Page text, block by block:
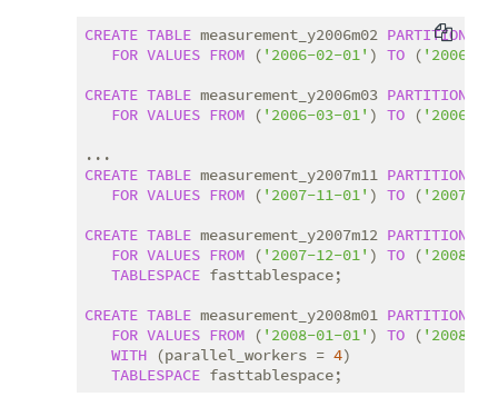
CREATE TABLE measurement_y2006m02 PARTITION
FOR VALUES FROM ( '2006-02-01' ) TO ( '2006-
CREATE TABLE measurement_y2006m03 PARTITION
FOR VALUES FROM ( '2006-03-01' ) TO ( '2006-
CREATE TABLE measurement_y2007m11 PARTITION
FOR VALUES FROM ( '2007-11-01' ) TO ( '2007-
CREATE TABLE measurement_y2007m12 PARTITION
FOR VALUES FROM ( '2007-12-01' ) TO ( '2008-
TABLESPACE fasttablespace;
CREATE TABLE measurement_y2008m01 PARTITION
FOR VALUES FROM ( '2008-01-01' ) TO ( '2008-
WITH (parallel_workers = 4)
TABLESPACE